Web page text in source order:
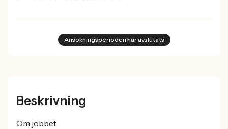
Ansökningsperioden har avslutats
Beskrivning
Om jobbet